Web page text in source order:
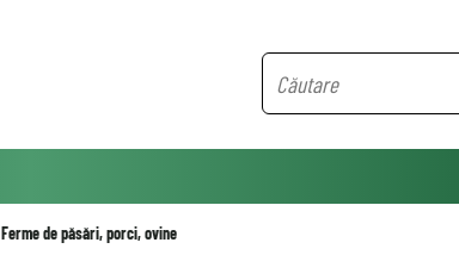
Ferme de păsări, porci, ovine